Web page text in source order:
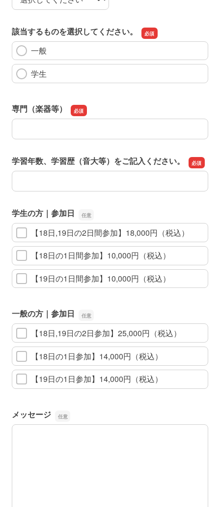
該当するものを選択してください。
一般
学生
専門（楽器等）
専門（楽器等）
学習年数、学習歴（音大等）をご記入ください。
学習年数、学習歴（音大等）をご記入ください。
学生の方｜参加日
【18日,19日の2日間参加】18,000円（税込）
【18日の1日間参加】10,000円（税込）
【19日の1日間参加】10,000円（税込）
一般の方｜参加日
【18日,19日の2日参加】25,000円（税込）
【18日の1日参加】14,000円（税込）
【19日の1日参加】14,000円（税込）
メッセージ
メッセージ